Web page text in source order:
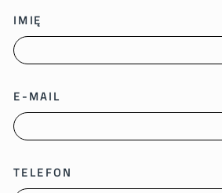
IMIĘ
E-MAIL
TELEFON